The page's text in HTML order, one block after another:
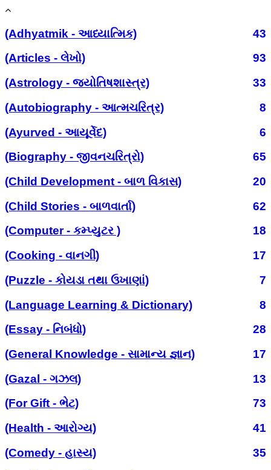
(Adhyatmik - આધ્યાત્મિક)
43
(Articles - લેખો)
93
(Astrology - જ્યોતિષશાસ્ત્ર)
33
(Autobiography - આત્મચરિત્ર)
8
(Ayurved - આયૂર્વેદ)
6
(Biography - જીવનચરિત્રો)
65
(Child Development - બાળ વિકાસ)
20
(Child Stories - બાળવાર્તા)
62
(Computer - કમ્પ્યુટર )
18
(Cooking - વાનગી)
17
(Puzzle - કોયડા તથા ઉખાણાં)
7
(Language Learning & Dictionary)
8
(Essay - નિબંધો)
28
(General Knowledge - સામાન્ય જ્ઞાન)
17
(Gazal - ગઝલ)
13
(For Gift - ભેટ)
73
(Health - આરોગ્ય)
41
(Comedy - હાસ્ય)
35